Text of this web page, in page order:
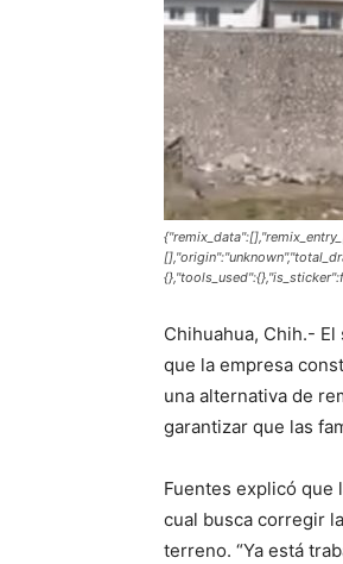
Chihuahua, Chih.-
que la empresa
una alternativa de
garantizar que las
Fuentes explicó que
cual busca corregir
terreno. “Ya está